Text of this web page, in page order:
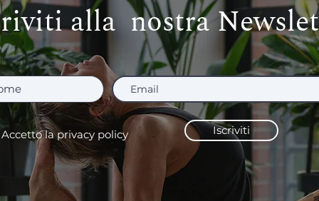
alla nostra
Accetto la privacy policy Iscriviti